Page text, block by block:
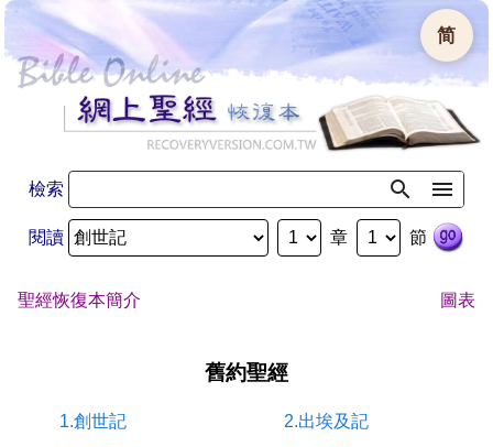
简
檢索
閱讀 章 節
聖經恢復本簡介 圖表
舊約聖經
1.創世記 2.出埃及記